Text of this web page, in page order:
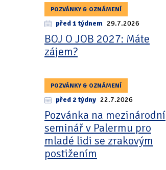
POZVÁNKY & OZNÁMENÍ
před 1 týdnem 29.7.2026
BOJ O JOB 2027: Máte
zájem?
POZVÁNKY & OZNÁMENÍ
před 2 týdny 22.7.2026
Pozvánka na mezinárodní
seminář v Palermu pro
mladé lidi se zrakovým
postižením